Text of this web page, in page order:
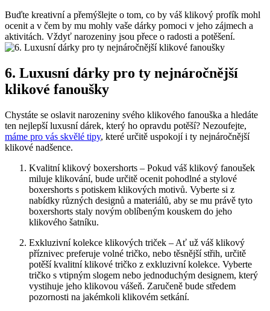
Buďte kreativní a přemýšlejte o tom, co by váš ‍klikový profík mohl
ocenit a v čem by mu mohly vaše dárky ​pomoci v jeho zájmech a
aktivitách. Vždyť narozeniny‍ jsou přece o⁢ radosti a potěšení.
6. Luxusní dárky pro ty ⁤nejnáročnější
klikové fanoušky
Chystáte se oslavit narozeniny svého klikového‌ fanouška a hledáte
ten nejlepší luxusní dárek,‍ který ho opravdu potěší? Nezoufejte,
máme pro ⁤vás skvělé ‍tipy, které určitě uspokojí ‌i ty ⁢nejnáročnější
klikové nadšence.
Kvalitní klikový boxershorts – Pokud váš klikový fanoušek
miluje klikování, bude určitě ocenit pohodlné a stylové
boxershorts‍ s potiskem klikových⁤ motivů. Vyberte si z
⁤nabídky různých designů a materiálů, aby se‍ mu právě tyto
boxershorts staly‍ novým oblíbeným kouskem do jeho
klikového šatníku.
Exkluzivní kolekce ⁤klikových‍ triček – Ať už váš klikový
příznivec preferuje volné tričko, nebo těsnější střih, určitě
potěší ‌kvalitní klikové tričko ‌z exkluzivní kolekce. Vyberte
tričko s vtipným ⁣slogem nebo jednoduchým designem, který⁢
vystihuje⁣ jeho klikovou vášeň. ⁤Zaručeně bude⁤ středem
pozornosti na jakémkoli klikovém setkání.